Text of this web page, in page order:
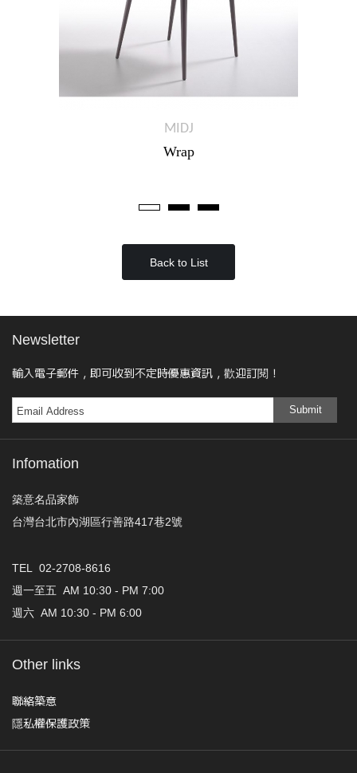
MIDJ
Wrap
Back to List
Newsletter
輸入電子郵件，即可收到不定時優惠資訊，歡迎訂閱！
Submit
Infomation
築意名品家飾
台灣台北市內湖區行善路417巷2號
TEL 02-2708-8616
週一至五 AM 10:30 - PM 7:00
週六 AM 10:30 - PM 6:00
Other links
聯絡築意
隱私權保護政策